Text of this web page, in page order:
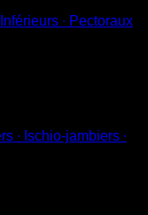
∙ Pectoraux
∙ Ischio-jambiers ∙